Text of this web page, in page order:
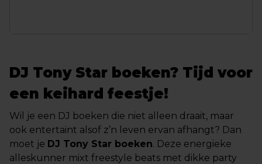
DJ Tony Star boeken? Tijd voor
een keihard feestje!
Wil je een DJ boeken die niet alleen draait, maar
ook entertaint alsof z’n leven ervan afhangt? Dan
moet je DJ Tony Star boeken. Deze energieke
alleskunner mixt freestyle beats met dikke party